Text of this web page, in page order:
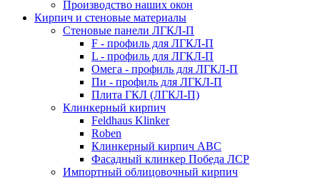
Производство наших окон
Кирпич и стеновые материалы
Стеновые панели ЛГКЛ-П
F - профиль для ЛГКЛ-П
L - профиль для ЛГКЛ-П
Омега - профиль для ЛГКЛ-П
Пи - профиль для ЛГКЛ-П
Плита ГКЛ (ЛГКЛ-П)
Клинкерный кирпич
Feldhaus Klinker
Roben
Клинкерный кирпич ABC
Фасадный клинкер Победа ЛСР
Импортный облицовочный кирпич